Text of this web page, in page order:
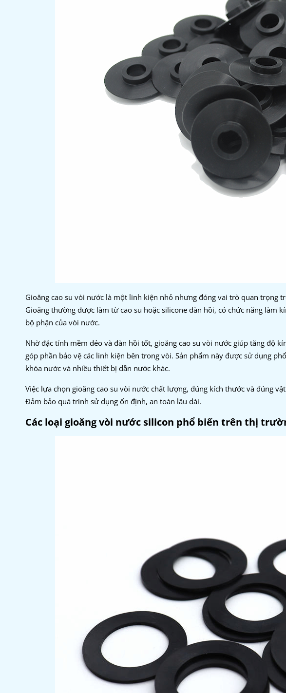
Gioăng cao su vòi nước là một linh kiện nhỏ nhưng đóng vai trò quan trọng
Gioăng thường được làm từ cao su hoặc silicone đàn hồi, có chức năng làm
bộ phận của vòi nước.
Nhờ đặc tính mềm dẻo và đàn hồi tốt, gioăng cao su vòi nước giúp tăng độ
góp phần bảo vệ các linh kiện bên trong vòi. Sản phẩm này được sử dụng
khóa nước và nhiều thiết bị dẫn nước khác.
Việc lựa chọn gioăng cao su vòi nước chất lượng, đúng kích thước và đúng
Đảm bảo quá trình sử dụng ổn định, an toàn lâu dài.
Các loại gioăng vòi nước silicon phổ biến trên thị